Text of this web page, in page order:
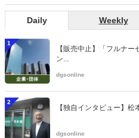
Daily Weekly
1
【販売中止】「フルナ
ン...
dgsonline
2
【独自インタビュー】
dgsonline